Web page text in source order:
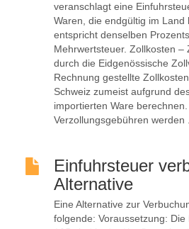
veranschlagt eine
Waren, die endgültig im Land
entspricht denselben
Mehrwertsteuer. Zollkosten –
durch die Eidgenössische
Rechnung gestellte
Schweiz zumeist aufgrund
importierten Ware
Verzollungsgebühren werden
Einfuhrsteuer
Alternative
Eine Alternative zur
folgende: Voraussetzung: